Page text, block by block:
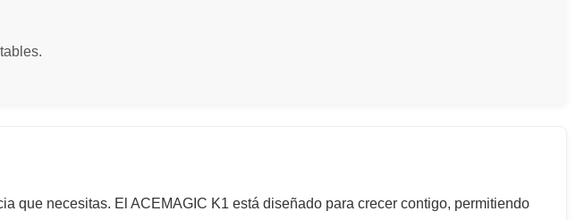
que necesitas. El ACEMAGIC K1 está diseñado para crecer contigo, permitiendo